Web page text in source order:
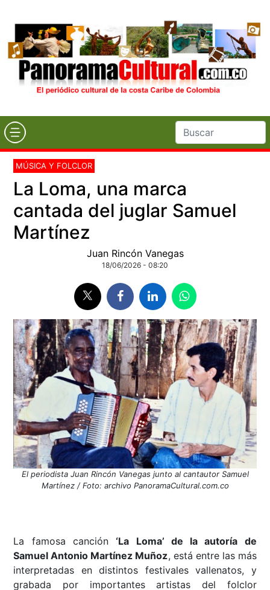
MÚSICA Y FOLCLOR
La Loma, una marca
cantada del juglar Samuel
Martínez
Juan Rincón Vanegas
18/06/2026 - 08:20
El periodista Juan Rincón Vanegas junto al cantautor Samuel
Martínez / Foto: archivo PanoramaCultural.com.co
La famosa canción‘La Loma’ de la autoría de
Samuel Antonio Martínez Muñoz, está entre las más
interpretadas en distintos festivales vallenatos, y
grabada por importantes artistas del folclor